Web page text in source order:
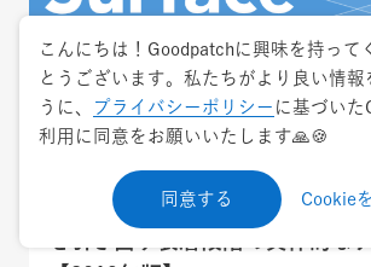
ナレッジ・ノウハウ
UXの5段階モデル分解編vol.5 サ
ダクトのビジュアルを作り、ユ
こんにちは！Goodpatchに興味を持って
とうございます。私たちがより良い情報
うに、
プライバシーポリシー に基づいた
利用に同意をお願いいたします🙏🍪
同意する Cookie